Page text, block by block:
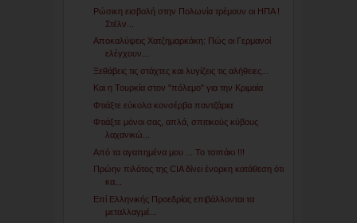
Ρώσικη εισβολή στην Πολωνία τρέμουν οι ΗΠΑ !
Στέλν...
Αποκαλύψεις Χατζημαρκάκη: Πώς οι Γερμανοί
ελέγχουν...
Ξεθάβεις τις στάχτες και λυγίζεις τις αλήθειες...
Και η Τουρκία στον "πόλεμο" για την Κριμαία
Φτιάξτε εύκολα κονσέρβα παντζάρια
Φτιάξτε μόνοι σας, απλά, σπιτικούς κύβους
λαχανικώ...
Από τα αγαπημένα μου ... Το τσιπάκι !!!
Πρώην πιλότος της CIA δίνει ένορκη κατάθεση ότι
κα...
Επί Ελληνικής Προεδρίας επιβάλλονται τα
μεταλλαγμέ...